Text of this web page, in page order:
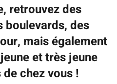
retrouvez des
boulevards, des
mais également
et très jeune
chez vous !